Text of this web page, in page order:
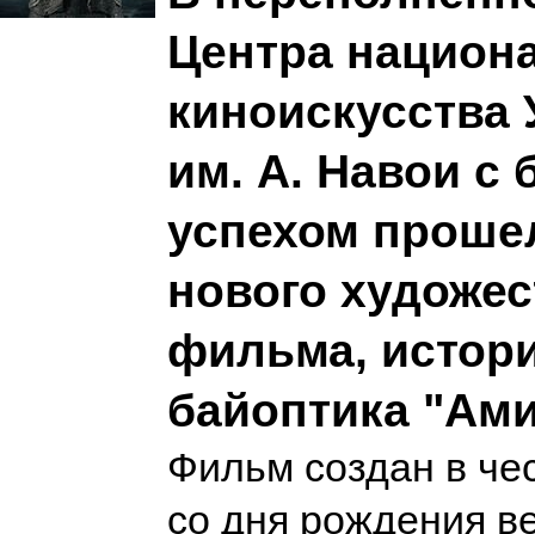
Центра
киноискусства
им. А. Навои с
успехом
нового
фильма,
байоптика
Фильм создан в
со дня рождения